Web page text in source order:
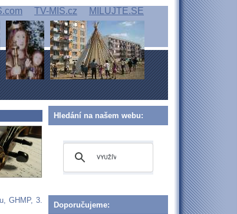
TV-MIS.cz MILUJTE.SE
GHMP, 3.
Hledání na našem webu:
Doporučujeme: